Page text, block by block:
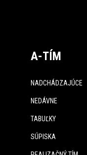
A-TÍM
NADCHÁDZAJÚCE
NEDÁVNE
TABUĽKY
SÚPISKA